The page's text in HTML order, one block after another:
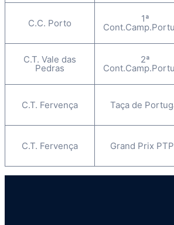
C.C. Porto 1ª
C.T. Vale das
Pedras
2ª
C.T. Fervença Taça de
C.T. Fervença Grand Prix